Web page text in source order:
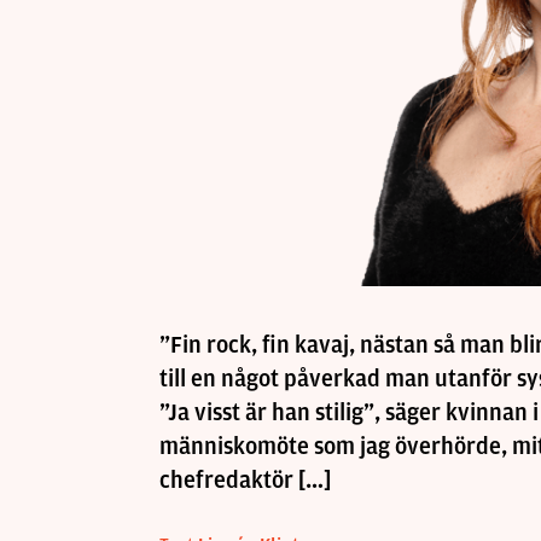
”Fin rock, fin kavaj, nästan så man
till en något påverkad man utanför
”Ja visst är han stilig”, säger
människomöte som jag överhörde,
chefredaktör […]